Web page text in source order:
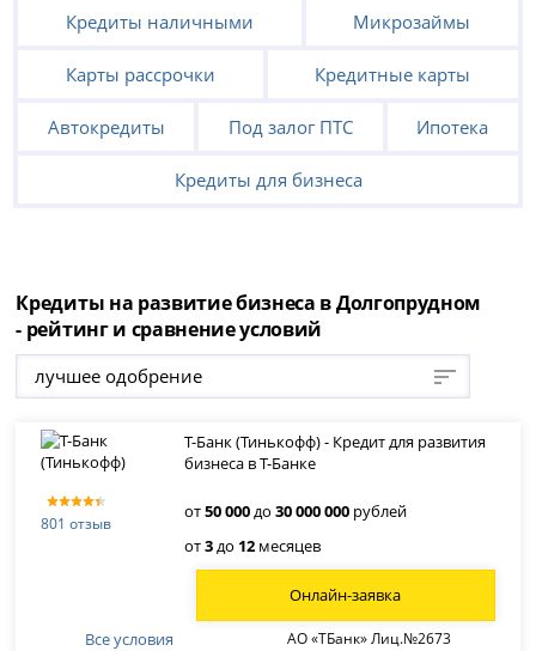
Кредиты наличными Микрозаймы
Карты рассрочки Кредитные карты
Автокредиты Под залог ПТС Ипотека
Кредиты для бизнеса
Кредиты на развитие бизнеса в Долгопрудном
- рейтинг и сравнение условий
лучшее одобрение
801 отзыв
Т-Банк (Тинькофф) - Кредит для развития
бизнеса в Т-Банке
от50 000до30 000 000 рублей
от3до 12 месяцев
Все условия АО «ТБанк» Лиц.№2673
Онлайн-заявка